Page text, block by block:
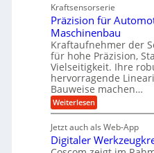
i
n
d
e
t
r
i
e
b
e
f
n
d
A
u
f
t
r
a
s
l
o
s
e
,
w
e
n
i
g
e
h
n
s
t
a
n
g
e
n
g
e
t
r
i
e
Kraftsensorserie
Präzision für
Maschinenbau
Kraftaufnehmer der
für hohe Präzision,
Vielseitigkeit. Ihre
hervorragende
Bauweise machen…
Weiterlesen:
P
ä
z
i
Jetzt auch als Web-App
Digitaler